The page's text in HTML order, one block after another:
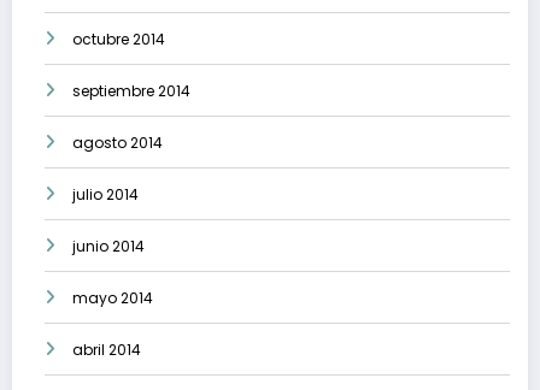
octubre 2014
septiembre 2014
agosto 2014
julio 2014
junio 2014
mayo 2014
abril 2014